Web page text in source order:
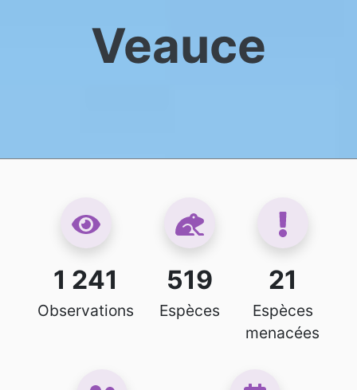
Veauce
1 241
Observations
519
Espèces
21
Espèces
menacées